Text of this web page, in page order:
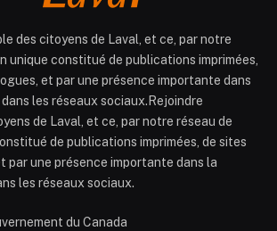
des citoyens de Laval, et ce, par notre
unique constitué de publications imprimées,
et par une présence importante dans
les réseaux sociaux.Rejoindre
de Laval, et ce, par notre réseau de
de publications imprimées, de sites
par une présence importante dans la
les réseaux sociaux.
du Canada